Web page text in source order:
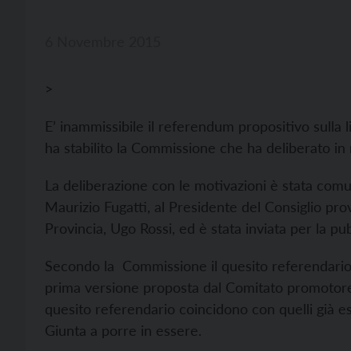
>
E’ inammissibile il referendum propositivo
ha stabilito la Commissione che ha deliberato
La deliberazione con le motivazioni è stata
Maurizio Fugatti, al Presidente del Consiglio
Provincia, Ugo Rossi, ed è stata inviata per la
Secondo la Commissione il quesito
prima versione proposta dal Comitato
quesito referendario coincidono con quelli già
Giunta a porre in essere.